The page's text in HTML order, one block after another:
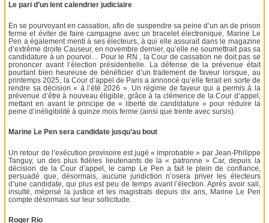
Le pari d’un lent calendrier judiciaire
En se pourvoyant en cassation, afin de suspendre sa peine d’un an de prison
ferme et éviter de faire campagne avec un bracelet électronique, Marine Le
Pen a également menti à ses électeurs, à qui elle assurait dans le magazine
d’extrême droite Causeur, en novembre dernier, qu’elle ne soumettrait pas sa
candidature à un pourvoi… Pour le RN , la Cour de cassation ne doit pas se
prononcer avant l’élection présidentielle. La défense de la prévenue était
pourtant bien heureuse de bénéficier d’un traitement de faveur lorsque, au
printemps 2025, la Cour d’appel de Paris a annoncé qu’elle ferait en sorte de
rendre sa décision « à l’été 2026 ». Un régime de faveur qui a permis à la
prévenue d’être à nouveau éligible, grâce à la clémence de la Cour d’appel,
mettant en avant le principe de « liberté de candidature » pour réduire la
peine d’inéligibilité à quinze mois ferme (ainsi que trente avec sursis).
Marine Le Pen sera candidate jusqu’au bout
Un retour de l’exécution provisoire est jugé « improbable » par Jean-Philippe
Tanguy, un des plus fidèles lieutenants de la « patronne » Car, depuis la
décision de la Cour d’appel, le camp Le Pen a fait le plein de confiance,
persuadé que, désormais, aucune juridiction n’osera priver les électeurs
d’une candidate, qui plus est peu de temps avant l’élection. Après avoir sali,
insulté, méprisé la justice et les magistrats depuis dix ans, Marine Le Pen
compte désormais sur leur sollicitude.
Roger Rio